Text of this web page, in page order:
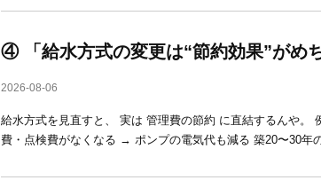
④ 「給水方式の変更は“節約効果”がめ
2026-08-06
給水方式を見直すと、 実は 管理費の節約 に直結するんや
費・点検費がなくなる → ポンプの電気代も減る 築20〜30年